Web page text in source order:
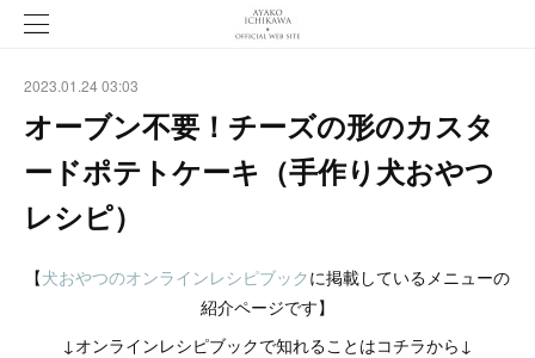
2023.01.24 03:03
オーブン不要！チーズの形のカスタ
ードポテトケーキ（手作り犬おやつ
レシピ）
【犬おやつのオンラインレシピブックに掲載しているメニューの
紹介ページです】
↓オンラインレシピブックで知れることはコチラから↓